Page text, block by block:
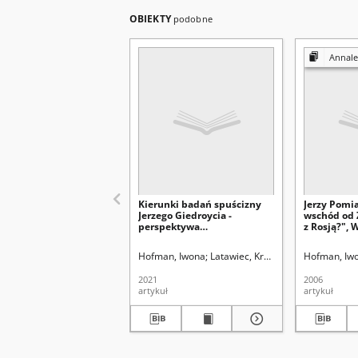
OBIEKTY podobne
Kierunki badań spuścizny
Jerzego Giedroycia -
perspektywa
Hofman, Iwona Latawiec, Krzysztof. Red.
2021
artykuł
Annales
Jerzy
wschód od
z Rosją?",
Hofman,
2006
artykuł